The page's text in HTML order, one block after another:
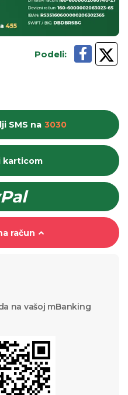
Podeli:
račun
karticom
SMS na 3030
na vašoj mBanking